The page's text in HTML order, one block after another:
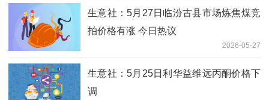
生意社：5月27日临汾古县市场炼焦煤竞
拍价格有涨 今日热议
2026-05-27
生意社：5月25日利华益维远丙酮价格下
调